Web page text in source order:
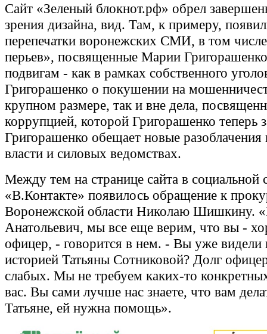
Сайт «Зеленый блокнот.рф» обрел
зрения дизайна, вид. Там, к примеру,
перепечатки воронежских СМИ, в том
перьев», посвященные Марии
подвигам - как в рамках собственного
Григорашенко о покушении на
крупном размере, так и вне дела,
коррупцией, которой Григорашенко теперь
Григорашенко обещает новые разоблачения
власти и силовых ведомствах.
Между тем на странице сайта в социальной
«В.Контакте» появилось обращение к
Воронежской области Николаю Шишкину.
Анатольевич, мы все еще верим, что вы -
офицер, - говорится в нем. - Вы уже видели
историей Татьяны Сотниковой? Долг
слабых. Мы не требуем каких-то
вас. Вы сами лучше нас знаете, что вам
Татьяне, ей нужна помощь».